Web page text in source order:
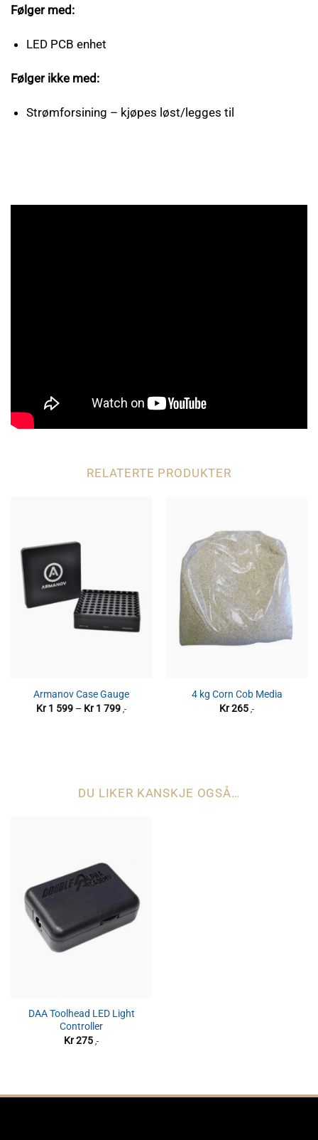
Følger med:
LED PCB enhet
Følger ikke med:
Strømforsining – kjøpes løst/legges til
RELATERTE PRODUKTER
Armanov Case Gauge
Kr1 599 – Kr1 799Prisområde:
,-
4 kg Corn Cob Media
Kr265 ,-
DU LIKER KANSKJE OGSÅ…
DAA Toolhead LED Light
Controller
Kr275 ,-